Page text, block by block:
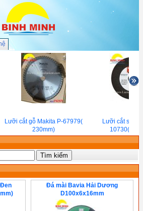
Lưỡi cắt gỗ Makita P-67979(
230mm)
Lưỡi cắt sắt
10730(
Đá mài Bavia Hải Dương
D100x6x16mm